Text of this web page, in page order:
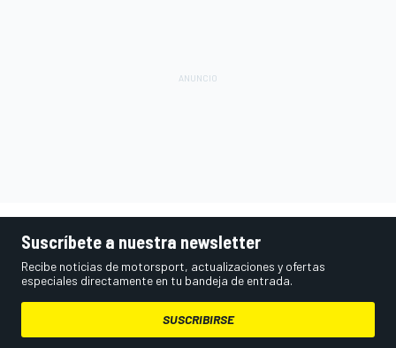
Suscríbete a nuestra newsletter
Recibe noticias de motorsport, actualizaciones y ofertas
especiales directamente en tu bandeja de entrada.
SUSCRIBIRSE